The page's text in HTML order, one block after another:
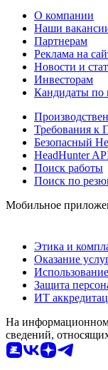
О компании
Наши
Партнерам
Реклама на
Новости и
Инвесторам
Кандидаты по
Требования к
Безопасный
HeadHunter
Поиск работы
Поиск по
Мобильное
Этика и
Оказание
Защита
ИТ
На информационном
сведений,